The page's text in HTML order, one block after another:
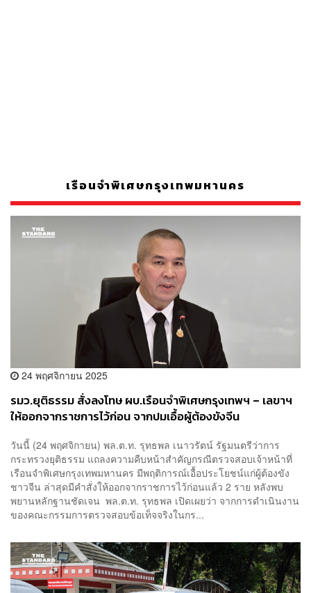
เรือนจำพิเศษกรุงเทพมหานคร
24 พฤศจิกายน 2025
รมว.ยุติธรรม สั่งลงโทษ ผบ.เรือนจำพิเศษกรุงเทพฯ – เลขาฯ
ให้ออกจากราชการไว้ก่อน จากปมเอื้อผู้ต้องขังจีน
วันนี้ (24 พฤศจิกายน) พล.ต.ท. รุทธพล เนาวรัตน์ รัฐมนตรีว่าการ
กระทรวงยุติธรรม แถลงความคืบหน้าสำคัญกรณีตรวจสอบเจ้าหน้าที่
เรือนจำพิเศษกรุงเทพมหานคร มีพฤติการณ์เอื้อประโยชน์แก่ผู้ต้องขัง
ชาวจีน ล่าสุดมีคำสั่งให้ออกจากราชการไว้ก่อนแล้ว 2 ราย หลังพบ
พยานหลักฐานชัดเจน ​พล.ต.ท. รุทธพล เปิดเผยว่า จากการดำเนินงาน
ของคณะกรรมการตรวจสอบข้อเท็จจริงในกร...